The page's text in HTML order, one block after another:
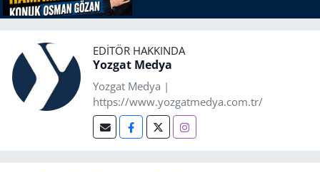
EDITÖR HAKKINDA
Yozgat Medya
Yozgat Medya |
https://www.yozgatmedya.com.tr/